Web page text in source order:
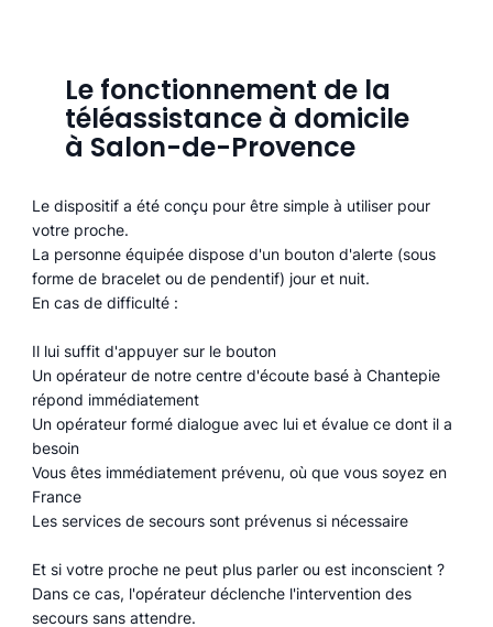
Le fonctionnement de la
téléassistance à domicile
à Salon-de-Provence
Le dispositif a été conçu pour être simple à utiliser pour
votre proche.
La personne équipée dispose d'un bouton d'alerte (sous
forme de bracelet ou de pendentif) jour et nuit.
En cas de difficulté :
Il lui suffit d'appuyer sur le bouton
Un opérateur de notre centre d'écoute basé à Chantepie
répond immédiatement
Un opérateur formé dialogue avec lui et évalue ce dont il a
besoin
Vous êtes immédiatement prévenu, où que vous soyez en
France
Les services de secours sont prévenus si nécessaire
Et si votre proche ne peut plus parler ou est inconscient ?
Dans ce cas, l'opérateur déclenche l'intervention des
secours sans attendre.